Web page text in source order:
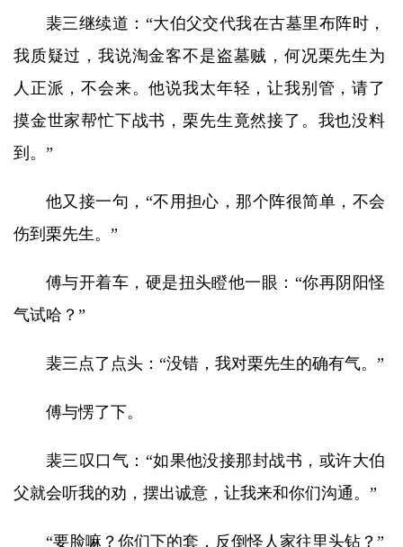
裴三继续道：“大伯父交代我在古墓里布阵时，
我质疑过，我说淘金客不是盗墓贼，何况栗先生为
人正派，不会来。他说我太年轻，让我别管，请了
摸金世家帮忙下战书，栗先生竟然接了。我也没料
到。”
他又接一句，“不用担心，那个阵很简单，不会
伤到栗先生。”
傅与开着车，硬是扭头瞪他一眼：“你再阴阳怪
气试哈？”
裴三点了点头：“没错，我对栗先生的确有气。”
傅与愣了下。
裴三叹口气：“如果他没接那封战书，或许大伯
父就会听我的劝，摆出诚意，让我来和你们沟通。”
“要脸嘛？你们下的套，反倒怪人家往里头钻？”